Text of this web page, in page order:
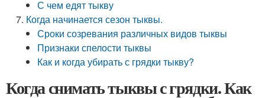
С чем едят тыкву
Когда начинается сезон тыквы.
Сроки созревания различных видов тыквы
Признаки спелости тыквы
Как и когда убирать с грядки тыкву?
Когда снимать тыквы с грядки. Как